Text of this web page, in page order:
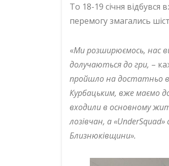
То 18-19 січня відбувся
перемогу змагались
«Ми розширюємось, нас
долучаються до гри, –
пройшло на достатньо
Курбацьким, вже маємо
входили в основному
лозівчан, а
Близнюківщини».